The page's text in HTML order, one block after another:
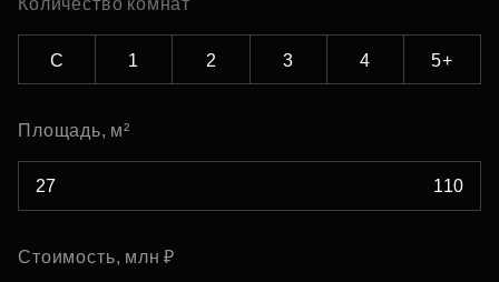
Количество комнат
С 1 2 3 4 5+
Площадь, м²
Стоимость, млн ₽